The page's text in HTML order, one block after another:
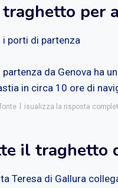
per
i porti di partenza
da Genova ha
in circa 10 ore di
isualizza la risposta
il traghetto
Teresa di Gallura